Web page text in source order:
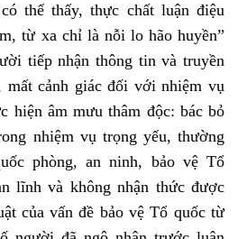
thể thấy, thực chất luận điệu
từ xa chỉ là nỗi lo hão huyền”
tiếp nhận thông tin và truyền
cảnh giác đối với nhiệm vụ
hiện âm mưu thâm độc: bác bỏ
nhiệm vụ trọng yếu, thường
phòng, an ninh, bảo vệ Tổ
lĩnh và không nhận thức được
của vấn đề bảo vệ Tổ quốc từ